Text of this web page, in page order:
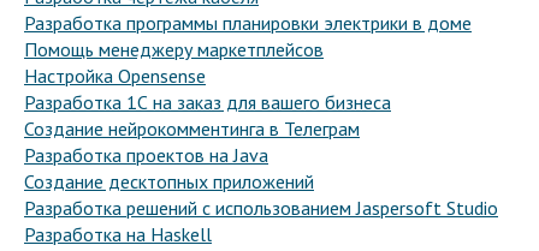
Разработка программы планировки электрики в доме
Помощь менеджеру маркетплейсов
Настройка Opensense
Разработка 1С на заказ для вашего бизнеса
Создание нейрокомментинга в Телеграм
Разработка проектов на Java
Создание десктопных приложений
Разработка решений с использованием Jaspersoft Studio
Разработка на Haskell